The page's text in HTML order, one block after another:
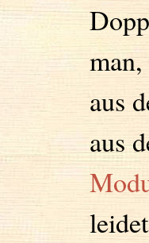
aus
aus